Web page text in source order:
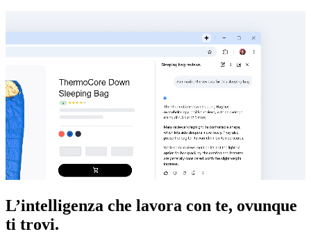
L’intelligenza che lavora con te, ovunque
ti trovi.